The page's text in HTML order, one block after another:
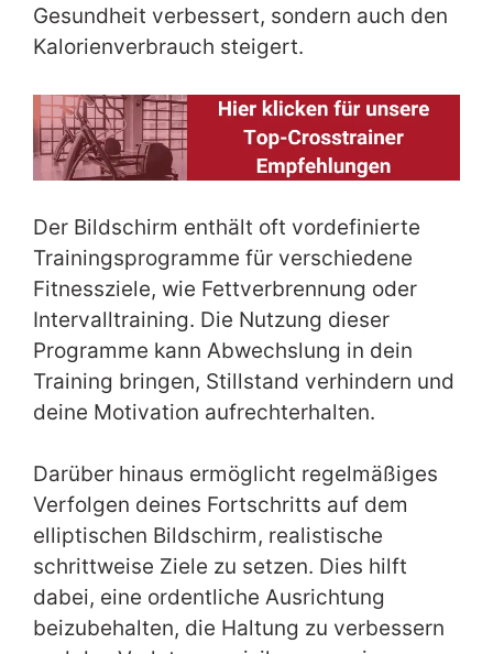
Gesundheit verbessert, sondern auch den
Kalorienverbrauch steigert.
Der Bildschirm enthält oft vordefinierte
Trainingsprogramme für verschiedene
Fitnessziele, wie Fettverbrennung oder
Intervalltraining. Die Nutzung dieser
Programme kann Abwechslung in dein
Training bringen, Stillstand verhindern und
deine Motivation aufrechterhalten.
Darüber hinaus ermöglicht regelmäßiges
Verfolgen deines Fortschritts auf dem
elliptischen Bildschirm, realistische
schrittweise Ziele zu setzen. Dies hilft
dabei, eine ordentliche Ausrichtung
beizubehalten, die Haltung zu verbessern